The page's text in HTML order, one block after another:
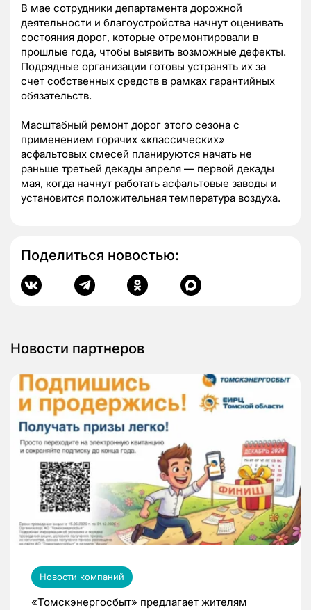
В мае сотрудники департамента дорожной
деятельности и благоустройства начнут оценивать
состояния дорог, которые отремонтировали в
прошлые года, чтобы выявить возможные дефекты.
Подрядные организации готовы устранять их за
счет собственных средств в рамках гарантийных
обязательств.
Масштабный ремонт дорог этого сезона с
применением горячих «классических»
асфальтовых смесей планируются начать не
раньше третьей декады апреля — первой декады
мая, когда начнут работать асфальтовые заводы и
установится положительная температура воздуха.
Поделиться новостью:
Новости партнеров
Новости компаний
«Томскэнергосбыт» предлагает жителям